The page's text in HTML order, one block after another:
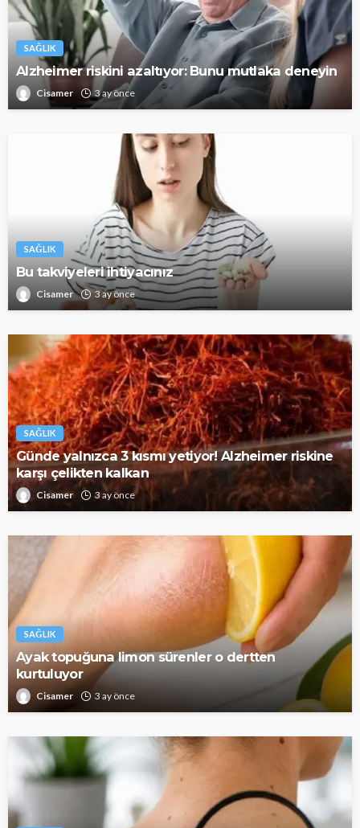
SAĞLIK
Alzheimer riskini azaltıyor: Bunu mutlaka deneyin
Cisamer 3 ay önce
SAĞLIK
Bu takviyeleri ihtiyacınız
Cisamer 3 ay önce
SAĞLIK
Günde yalnızca 3 kısmı yetiyor! Alzheimer riskine
karşı çelikten kalkan
Cisamer 3 ay önce
SAĞLIK
Ayak topuğuna limon sürenler o dertten
kurtuluyor
Cisamer 3 ay önce